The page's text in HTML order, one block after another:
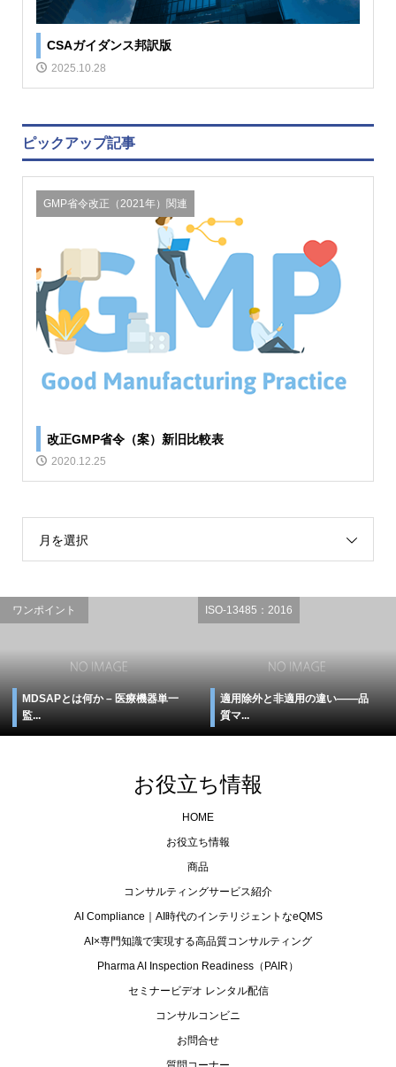
CSAガイダンス邦訳版
2025.10.28
ピックアップ記事
GMP省令改正（2021年）関連
改正GMP省令（案）新旧比較表
2020.12.25
月を選択
ワンポイント
MDSAPとは何か – 医療機器単一
監...
ISO-13485：2016
適用除外と非適用の違い――品
質マ...
お役立ち情報
HOME
お役立ち情報
商品
コンサルティングサービス紹介
AI Compliance｜AI時代のインテリジェントなeQMS
AI×専門知識で実現する高品質コンサルティング
Pharma AI Inspection Readiness（PAIR）
セミナービデオ レンタル配信
コンサルコンビニ
お問合せ